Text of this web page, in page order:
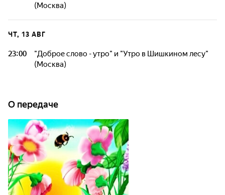
(Москва)
ЧТ, 13 АВГ
23:00
"Доброе слово - утро" и "Утро в Шишкином лесу"
(Москва)
О передаче